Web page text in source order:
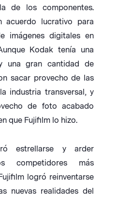
de los componentes.
acuerdo lucrativo para
imágenes digitales en
Kodak tenía una
una gran cantidad de
sacar provecho de las
industria transversal, y
de foto acabado
que Fujifilm lo hizo.
estrellarse y arder
competidores más
logró reinventarse
nuevas realidades del